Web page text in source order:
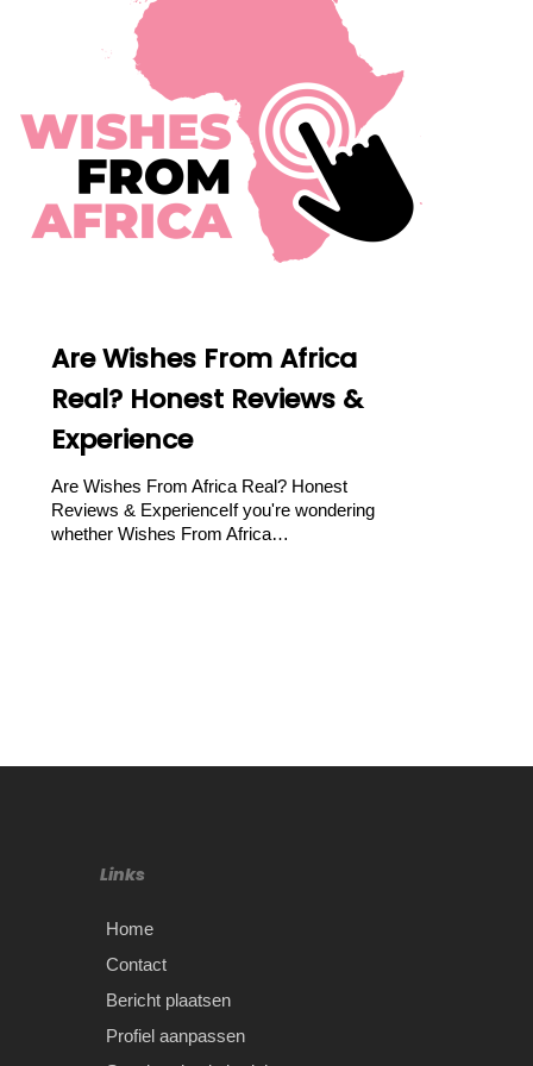
Are Wishes From Africa
Real? Honest Reviews &
Experience
Are Wishes From Africa Real? Honest
Reviews & ExperienceIf you're wondering
whether Wishes From Africa…
Links
Home
Contact
Bericht plaatsen
Profiel aanpassen